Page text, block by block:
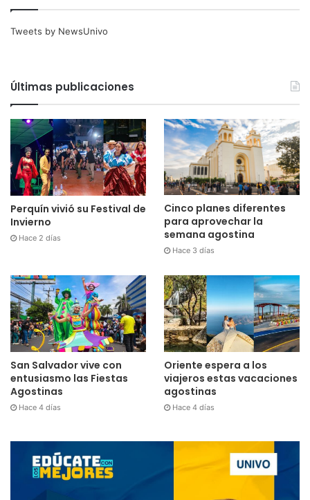
Tweets by NewsUnivo
Últimas publicaciones
Perquín vivió su Festival de
Invierno
Hace 2 días
Cinco planes diferentes
para aprovechar la
semana agostina
Hace 3 días
San Salvador vive con
entusiasmo las Fiestas
Agostinas
Hace 4 días
Oriente espera a los
viajeros estas vacaciones
agostinas
Hace 4 días